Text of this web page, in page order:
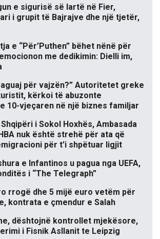
e sigurisë së lartë në Fier,
i grupit të Bajrajve dhe një tjetër,
e “Për’Puthen” bëhet nënë për
me dedikimin: Dielli im,
për vajzën?” Autoritetet greke
kërkoi të abuzonte
10-vjeçaren në një biznes familjar
i Sokol Hoxhës, Ambasada
nuk është strehë për ata që
për t’i shpëtuar ligjit
e Infantinos u pagua nga UEFA,
i “The Telegraph”
rrogë dhe 5 mijë euro vetëm për
kontrata e çmendur e Salah
dështojnë kontrollet mjekësore,
i Fisnik Asllanit te Leipzig